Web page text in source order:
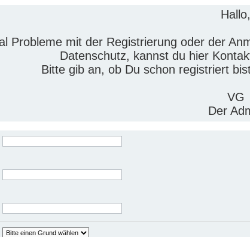
Hallo,
Probleme mit der Registrierung oder der
Datenschutz, kannst du hier
Bitte gib an, ob Du schon registriert
VG
Der